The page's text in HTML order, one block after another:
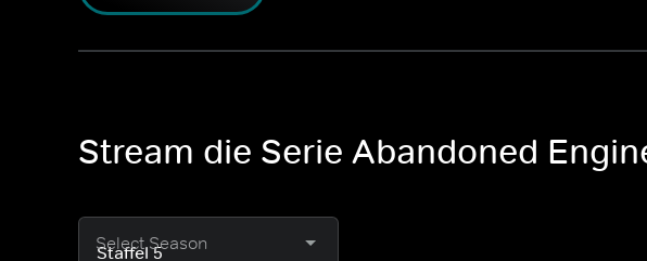
Stream die Serie Abandoned
Select Season